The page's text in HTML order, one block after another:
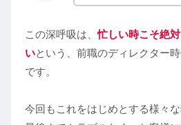
この深呼吸は、忙しい時こそ絶
いという、前職のディレクター
です。
今回もこれをはじめとする様々な